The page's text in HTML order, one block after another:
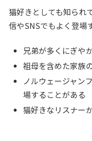
猫好きとしても知られ
信やSNSでもよく登場
兄弟が多くにぎや
祖母を含めた家族
ノルウェージャン
場することがある
猫好きなリスナー